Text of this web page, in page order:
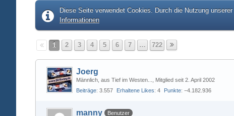
Diese Seite verwendet Cookies. Durch die Nutzung
Informationen
1 2 3 4 5 6 7 … 722
Joerg
Männlich aus Tief im Westen...
Mitglied seit 2. April 2002
Beiträge 3.557 Erhaltene Likes 4 Punkte −4.182.936
manny
Benutzer